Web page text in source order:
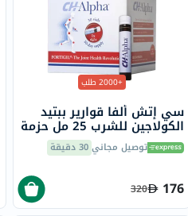
+2000 طلب
سي إتش ألفا قوارير ببتيد
الكولاجين للشرب 25 مل حزمة
من 30 توصيل مجاني30 دقيقة
176
320